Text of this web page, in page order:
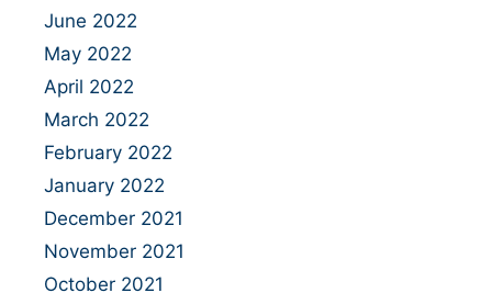
June 2022
May 2022
April 2022
March 2022
February 2022
January 2022
December 2021
November 2021
October 2021